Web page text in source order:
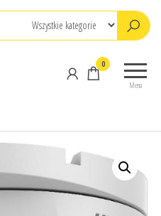
Menu
0